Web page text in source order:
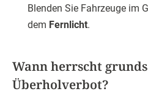
Blenden Sie Fahrzeuge im
dem Fernlicht.
Wann herrscht
Überholverbot?